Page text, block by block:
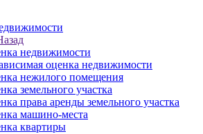
недвижимости
оценка недвижимости
нежилого помещения
земельного участка
права аренды земельного участка
машино-места
квартиры